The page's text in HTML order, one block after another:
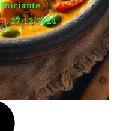
Iniciante
27/12/2024